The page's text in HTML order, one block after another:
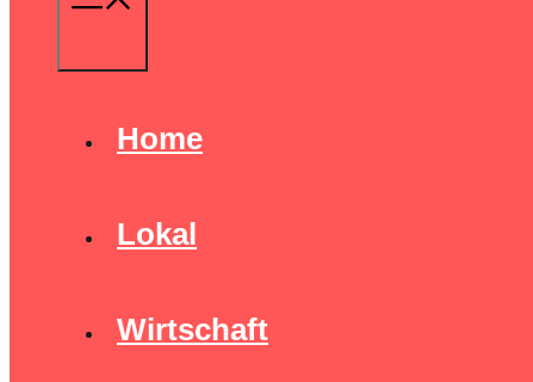
Home
Lokal
Wirtschaft